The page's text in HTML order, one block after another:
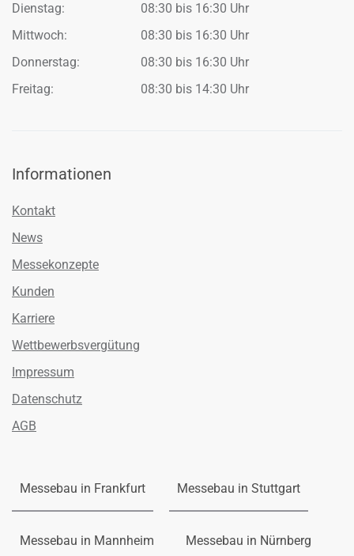
Dienstag:
08:30 bis 16:30 Uhr
Mittwoch:
08:30 bis 16:30 Uhr
Donnerstag:
08:30 bis 16:30 Uhr
Freitag:
08:30 bis 14:30 Uhr
Informationen
Kontakt
News
Messekonzepte
Kunden
Karriere
Wettbewerbsvergütung
Impressum
Datenschutz
AGB
Messebau in Frankfurt Messebau in Stuttgart
Messebau in Mannheim Messebau in Nürnberg